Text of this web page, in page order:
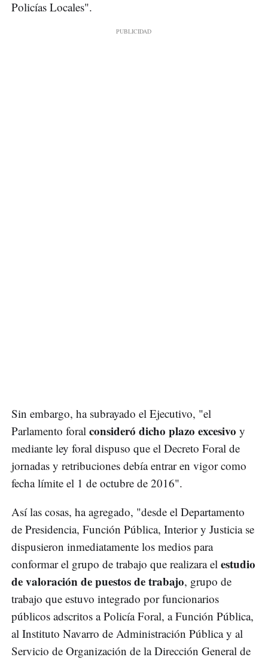
Policías Locales".
Sin embargo, ha subrayado el Ejecutivo, "el
Parlamento foral consideró dicho plazo excesivo y
mediante ley foral dispuso que el Decreto Foral de
jornadas y retribuciones debía entrar en vigor como
fecha límite el 1 de octubre de 2016".
Así las cosas, ha agregado, "desde el Departamento
de Presidencia, Función Pública, Interior y Justicia se
dispusieron inmediatamente los medios para
conformar el grupo de trabajo que realizara el estudio
de valoración de puestos de trabajo, grupo de
trabajo que estuvo integrado por funcionarios
públicos adscritos a Policía Foral, a Función Pública,
al Instituto Navarro de Administración Pública y al
Servicio de Organización de la Dirección General de